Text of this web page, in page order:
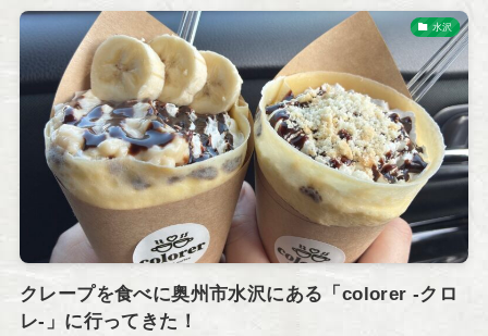
水沢
クレープを食べに奥州市水沢にある「colorer -クロ
レ-」に行ってきた！